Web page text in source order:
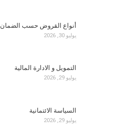
أنواع القروض حسب الضمان
يوليو 30, 2026
التمويل و الادارة المالية
يوليو 29, 2026
السياسة الائتمانية
يوليو 29, 2026